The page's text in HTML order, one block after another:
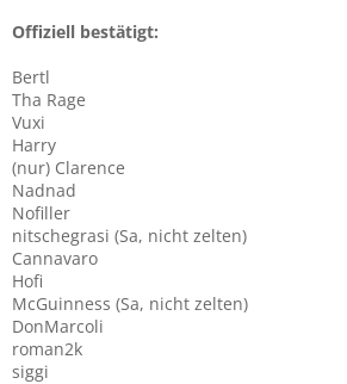
Offiziell bestätigt:
Bertl
Tha Rage
Vuxi
Harry
(nur) Clarence
Nadnad
Nofiller
nitschegrasi (Sa, nicht zelten)
Cannavaro
Hofi
McGuinness (Sa, nicht zelten)
DonMarcoli
roman2k
siggi